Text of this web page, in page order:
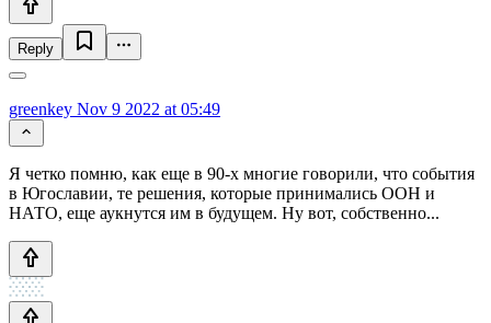
Reply
greenkey Nov 9 2022 at 05:49
Я четко помню, как еще в 90-х многие говорили, что события
в Югославии, те решения, которые принимались ООН и
НАТО, еще аукнутся им в будущем. Ну вот, собственно...